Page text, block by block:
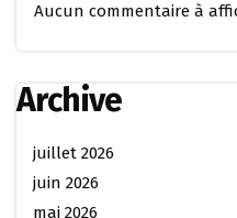
Aucun commentaire à
Archive
juillet 2026
juin 2026
mai 2026